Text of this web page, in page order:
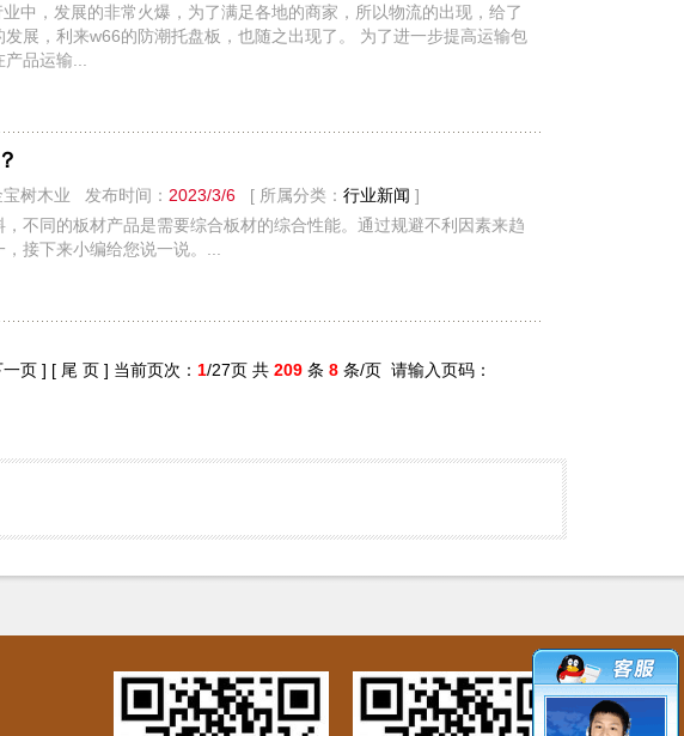
中，发展的非常火爆，为了满足各地的商家，所以物流的出现，给了
展，利来w66的防潮托盘板，也随之出现了。 为了进一步提高运输包
品运输...
树木业 发布时间： 2023/3/6[ 所属分类： 行业新闻 ]
不同的板材产品是需要综合板材的综合性能。通过规避不利因素来趋
接下来小编给您说一说。...
一页 ] [ 尾 页 ] 当前页次： 1/27页 共 209 条 8 条/页 请输入页码：